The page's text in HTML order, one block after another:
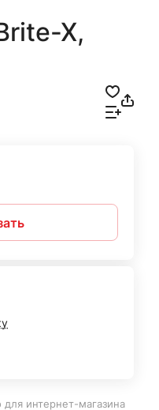
X,
для интернет-магазина